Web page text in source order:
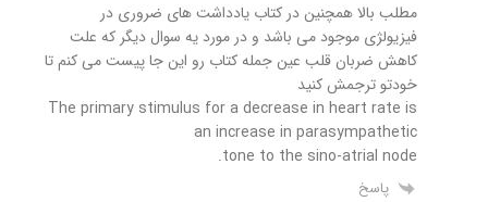
مطلب بالا همچنین در کتاب یادداشت های ضروری در
فیزیولژی موجود می باشد و در مورد یه سوال دیگر که علت
کاهش ضربان قلب عین جمله کتاب رو این جا پیست می کنم تا
خودتو ترجمش کنید
The primary stimulus for a decrease in heart rate is
an increase in parasympathetic
tone to the sino-atrial node.
پاسخ